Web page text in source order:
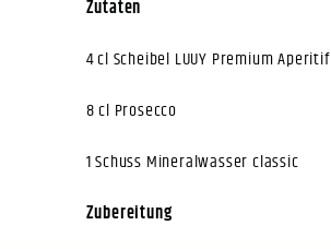
Zutaten
4 cl Scheibel LUUY Premium Aperitif
8 cl Prosecco
1 Schuss Mineralwasser classic
Zubereitung